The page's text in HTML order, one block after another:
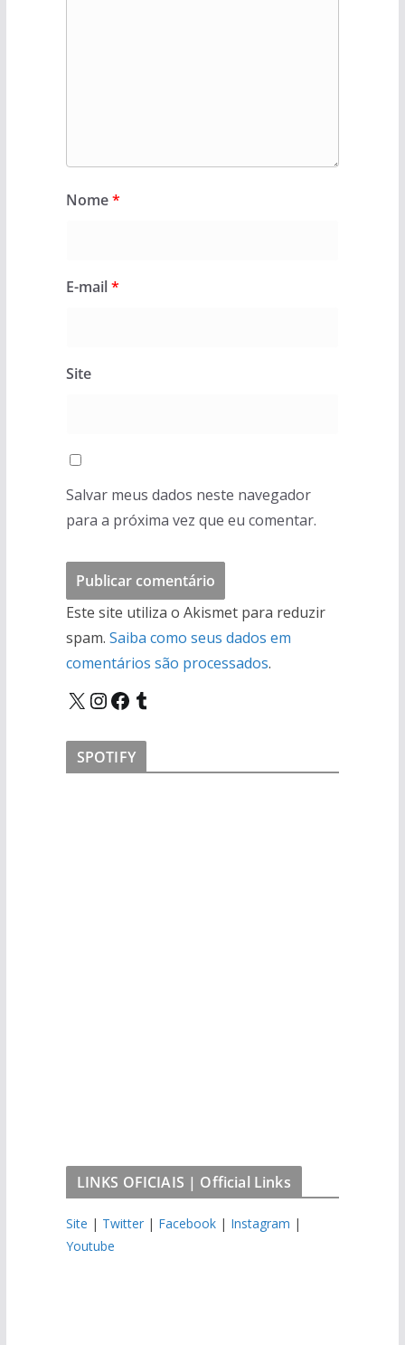
Nome*
E-mail*
Site
Salvar meus dados neste navegador
para a próxima vez que eu comentar.
Este site utiliza o Akismet para reduzir
spam. Saiba como seus dados em
comentários são processados.
X InstagramFacebook Tumblr
SPOTIFY
LINKS OFICIAIS | Official Links
Site | Twitter| Facebook| Instagram |
Youtube